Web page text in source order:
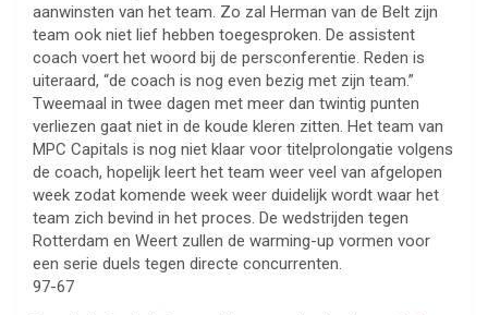
aanwinsten van het team. Zo zal Herman van de Belt zijn
team ook niet lief hebben toegesproken. De assistent
coach voert het woord bij de persconferentie. Reden is
uiteraard, “de coach is nog even bezig met zijn team.”
Tweemaal in twee dagen met meer dan twintig punten
verliezen gaat niet in de koude kleren zitten. Het team van
MPC Capitals is nog niet klaar voor titelprolongatie volgens
de coach, hopelijk leert het team weer veel van afgelopen
week zodat komende week weer duidelijk wordt waar het
team zich bevind in het proces. De wedstrijden tegen
Rotterdam en Weert zullen de warming-up vormen voor
een serie duels tegen directe concurrenten.
97-67